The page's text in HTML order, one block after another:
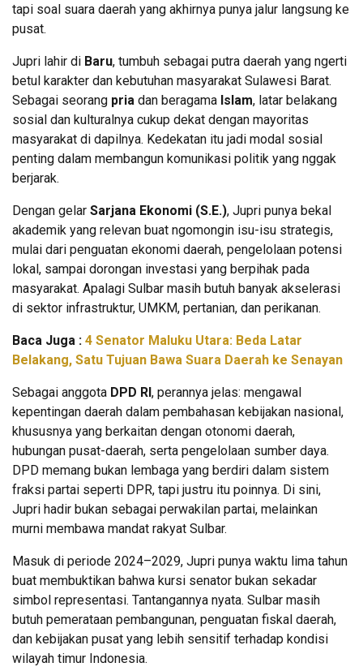
tapi soal suara daerah yang akhirnya punya jalur langsung ke
pusat.
Jupri lahir di Baru, tumbuh sebagai putra daerah yang ngerti
betul karakter dan kebutuhan masyarakat Sulawesi Barat.
Sebagai seorang pria dan beragama Islam, latar belakang
sosial dan kulturalnya cukup dekat dengan mayoritas
masyarakat di dapilnya. Kedekatan itu jadi modal sosial
penting dalam membangun komunikasi politik yang nggak
berjarak.
Dengan gelar Sarjana Ekonomi (S.E.), Jupri punya bekal
akademik yang relevan buat ngomongin isu-isu strategis,
mulai dari penguatan ekonomi daerah, pengelolaan potensi
lokal, sampai dorongan investasi yang berpihak pada
masyarakat. Apalagi Sulbar masih butuh banyak akselerasi
di sektor infrastruktur, UMKM, pertanian, dan perikanan.
Baca Juga : 4 Senator Maluku Utara: Beda Latar
Belakang, Satu Tujuan Bawa Suara Daerah ke Senayan
Sebagai anggota DPD RI, perannya jelas: mengawal
kepentingan daerah dalam pembahasan kebijakan nasional,
khususnya yang berkaitan dengan otonomi daerah,
hubungan pusat-daerah, serta pengelolaan sumber daya.
DPD memang bukan lembaga yang berdiri dalam sistem
fraksi partai seperti DPR, tapi justru itu poinnya. Di sini,
Jupri hadir bukan sebagai perwakilan partai, melainkan
murni membawa mandat rakyat Sulbar.
Masuk di periode 2024–2029, Jupri punya waktu lima tahun
buat membuktikan bahwa kursi senator bukan sekadar
simbol representasi. Tantangannya nyata. Sulbar masih
butuh pemerataan pembangunan, penguatan fiskal daerah,
dan kebijakan pusat yang lebih sensitif terhadap kondisi
wilayah timur Indonesia.